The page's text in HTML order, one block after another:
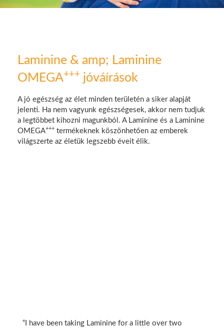
Laminine & amp; Laminine
OMEGA+++ jóváírások
A jó egészség az élet minden területén a siker alapját
jelenti. Ha nem vagyunk egészségesek, akkor nem tudjuk
a legtöbbet kihozni magunkból. A Laminine és a Laminine
OMEGA+++ termékeknek köszönhetően az emberek
világszerte az életük legszebb éveit élik.
“I have been taking Laminine for a little over two